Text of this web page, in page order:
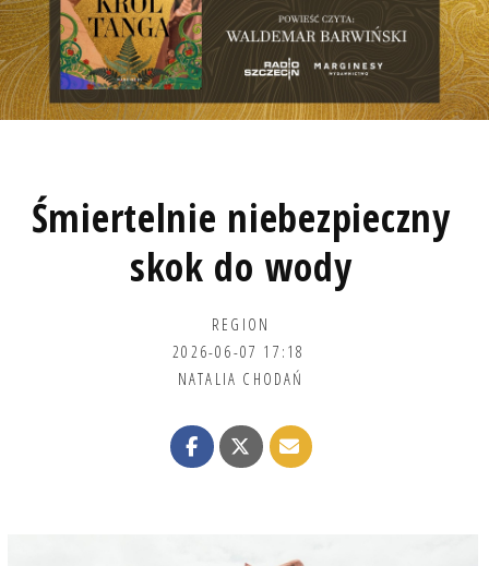
Śmiertelnie niebezpieczny
skok do wody
REGION
2026-06-07 17:18
NATALIA CHODAŃ